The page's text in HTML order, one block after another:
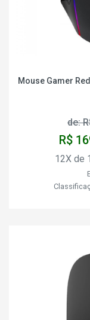
Mouse Gamer
de:
R$
12X de